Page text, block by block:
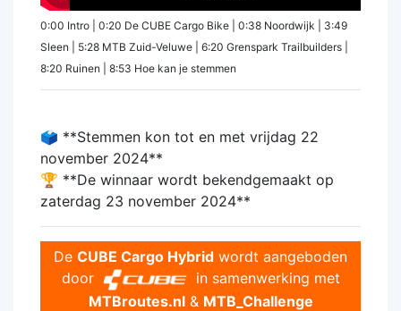
0:00 Intro | 0:20 De CUBE Cargo Bike | 0:38 Noordwijk | 3:49
Sleen | 5:28 MTB Zuid-Veluwe | 6:20 Grenspark Trailbuilders |
8:20 Ruinen | 8:53 Hoe kan je stemmen
🗳 **Stemmen kon tot en met vrijdag 22
november 2024**
🏆 **De winnaar wordt bekendgemaakt op
zaterdag 23 november 2024**
De CUBE Cargo Hybrid wordt aangeboden
door
in samenwerking met
MTBroutes.nl& MTB_Challenge